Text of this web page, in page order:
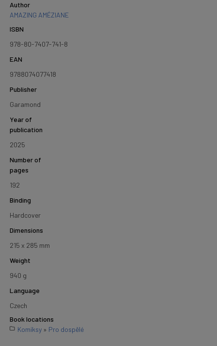
Author
AMAZING AMÉZIANE
ISBN
978-80-7407-741-8
EAN
9788074077418
Publisher
Garamond
Year of
publication
2025
Number of
pages
192
Binding
Hardcover
Dimensions
215 x 285 mm
Weight
940 g
Language
Czech
Book locations
Komiksy » Pro dospělé